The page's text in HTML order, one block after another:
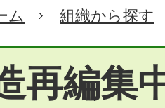
ム 組織から探す
再編集